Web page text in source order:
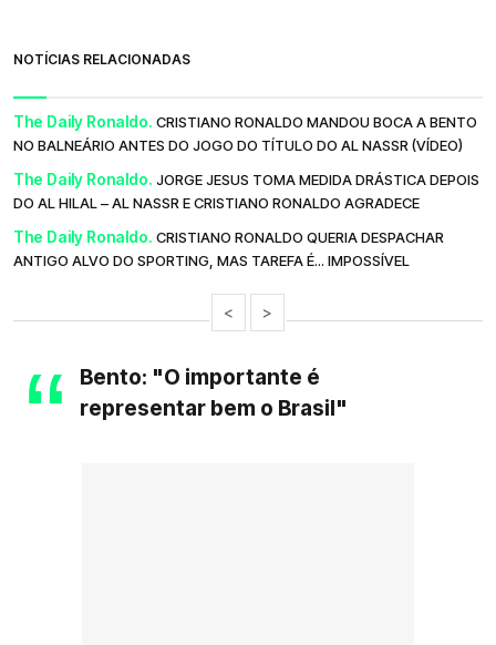
NOTÍCIAS RELACIONADAS
The Daily Ronaldo. CRISTIANO RONALDO MANDOU BOCA A BENTO
NO BALNEÁRIO ANTES DO JOGO DO TÍTULO DO AL NASSR (VÍDEO)
The Daily Ronaldo. JORGE JESUS TOMA MEDIDA DRÁSTICA DEPOIS
DO AL HILAL – AL NASSR E CRISTIANO RONALDO AGRADECE
The Daily Ronaldo. CRISTIANO RONALDO QUERIA DESPACHAR
ANTIGO ALVO DO SPORTING, MAS TAREFA É... IMPOSSÍVEL
< >
Bento: "O importante é
representar bem o Brasil"